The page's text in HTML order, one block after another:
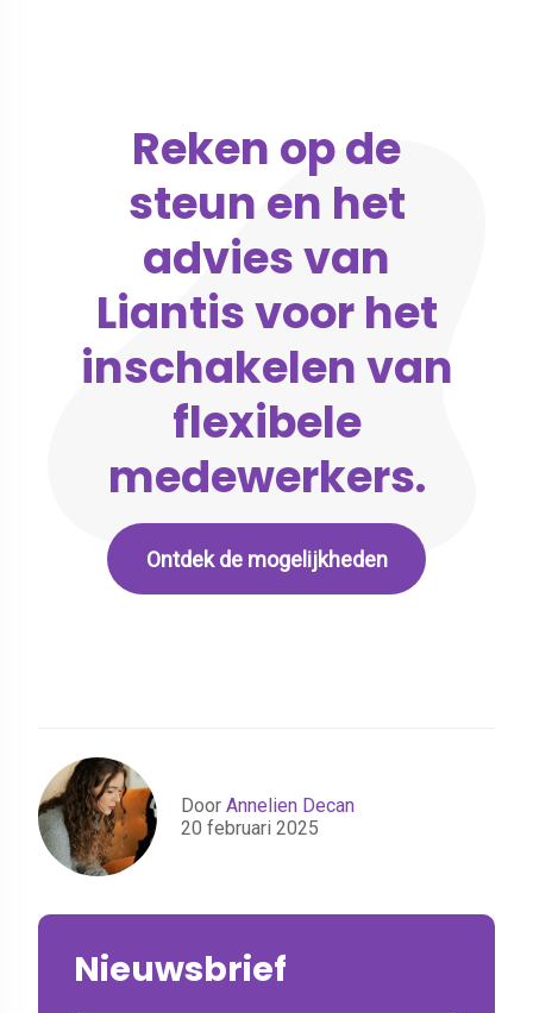
Reken op de
steun en het
advies van
Liantis voor het
inschakelen van
flexibele
medewerkers.
Ontdek de mogelijkheden
Door Annelien Decan
20 februari 2025
Nieuwsbrief